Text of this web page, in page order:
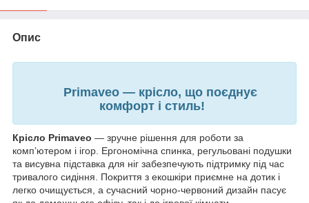
Опис
Primaveo — крісло, що поєднує
комфорт і стиль!
Крісло Primaveo — зручне рішення для роботи за
комп’ютером і ігор. Ергономічна спинка, регульовані подушки
та висувна підставка для ніг забезпечують підтримку під час
тривалого сидіння. Покриття з екошкіри приємне на дотик і
легко очищується, а сучасний чорно-червоний дизайн пасує